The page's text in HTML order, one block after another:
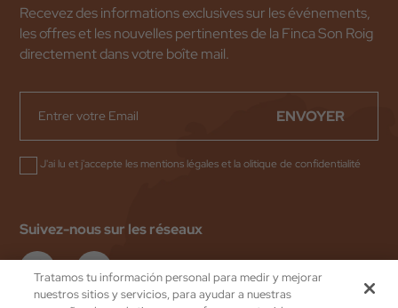
Recevez des informations exclusives sur les événements,
les offres et les nouvelles pertinentes de la Finca Son Roig
directement dans votre boîte mail.
ENVOYER
J'ai lu et j'accepte les mentions légaleset laolitique de confidentialité
Suivez-nous sur les réseaux
Tratamos tu información personal para medir y mejorar
nuestros sitios y servicios, para ayudar a nuestras